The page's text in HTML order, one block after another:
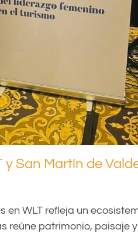
San Martín de
en WLT refleja un
reúne patrimonio, paisaje